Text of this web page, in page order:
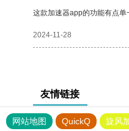
这款加速器app的功能有点单
2024-11-28
友情链接
网站地图 QuickQ 旋风